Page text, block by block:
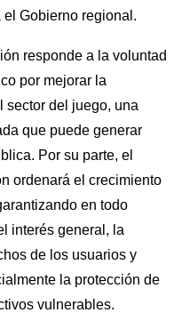
Gobierno regional.
responde a la voluntad
por mejorar la
sector del juego, una
que puede generar
Por su parte, el
ordenará el crecimiento
en todo
interés general, la
de los usuarios y
la protección de
vulnerables.